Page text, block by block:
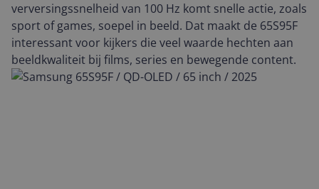
verversingssnelheid van 100 Hz komt snelle actie, zoals
sport of games, soepel in beeld. Dat maakt de 65S95F
interessant voor kijkers die veel waarde hechten aan
beeldkwaliteit bij films, series en bewegende content.